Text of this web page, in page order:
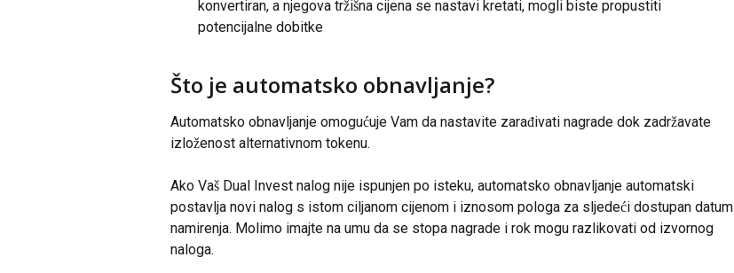
konvertiran, a njegova tržišna cijena se nastavi kretati, mogli biste propustiti
potencijalne dobitke
Što je automatsko obnavljanje?
Automatsko obnavljanje omogućuje Vam da nastavite zarađivati nagrade dok zadržavate
izloženost alternativnom tokenu.
Ako Vaš Dual Invest nalog nije ispunjen po isteku, automatsko obnavljanje automatski
postavlja novi nalog s istom ciljanom cijenom i iznosom pologa za sljedeći dostupan datum
namirenja. Molimo imajte na umu da se stopa nagrade i rok mogu razlikovati od izvornog
naloga.